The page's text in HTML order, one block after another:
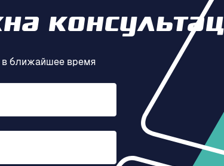
в ближайшее время